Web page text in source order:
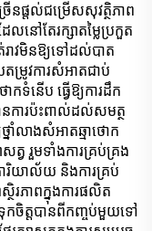
ើនផ្តល់ជម្រើសសុវត្ថិភាព
នៅតែរក្សាតម្លៃប្រកួត
រាវមិនឱ្យទៅដល់បាត
ម្រូវការសំអាតជាប់
ទំនើប ធ្វើឱ្យការដឹក
ការប៉ះពាល់ដល់សមត្ថ
នាំលាងសំអាតឆ្មាថោក
វ រួមទាំងការគ្រប់គ្រង
រិយាល័យ និងការគ្រប់
រភាពក្នុងការផលិត
ទុកចិត្តបានពីកញ្ចប់មួយទៅ